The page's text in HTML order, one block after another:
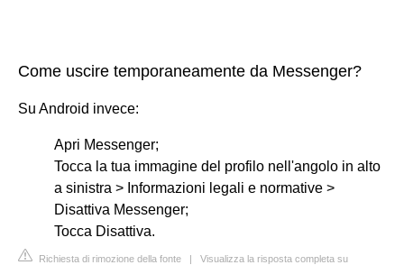
Come uscire temporaneamente da Messenger?
Su Android invece:
Apri Messenger;
Tocca la tua immagine del profilo nell'angolo in alto
a sinistra > Informazioni legali e normative >
Disattiva Messenger;
Tocca Disattiva.
Richiesta di rimozione della fonte | Visualizza la risposta completa su